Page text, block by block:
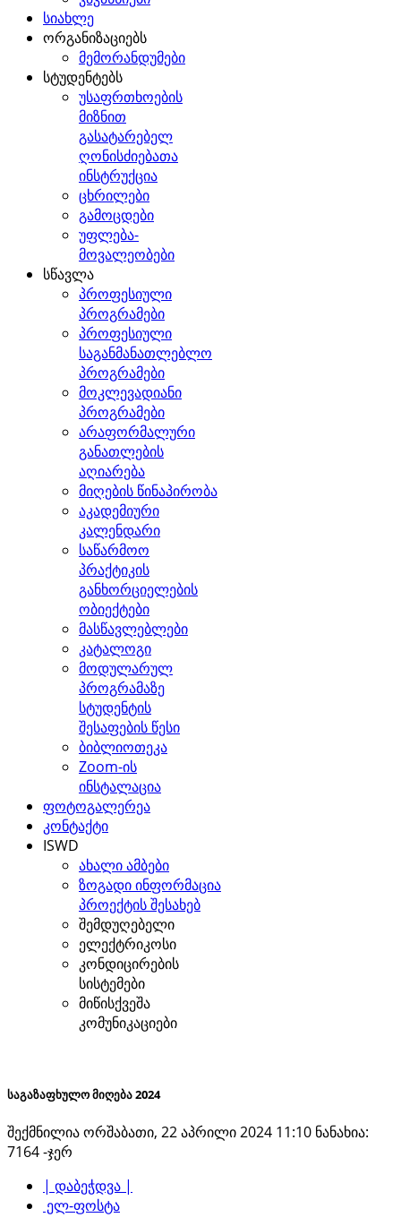
სიახლე
ორგანიზაციებს
მემორანდუმები
სტუდენტებს
უსაფრთხოების
მიზნით
გასატარებელ
ღონისძიებათა
ინსტრუქცია
ცხრილები
გამოცდები
უფლება-
მოვალეობები
სწავლა
პროფესიული
პროგრამები
პროფესიული
საგანმანათლებლო
პროგრამები
მოკლევადიანი
პროგრამები
არაფორმალური
განათლების
აღიარება
მიღების წინაპირობა
აკადემიური
კალენდარი
საწარმოო
პრაქტიკის
განხორციელების
ობიექტები
მასწავლებლები
კატალოგი
მოდულარულ
პროგრამაზე
სტუდენტის
შესაფების წესი
ბიბლიოთეკა
Zoom-ის
ინსტალაცია
ფოტოგალერეა
კონტაქტი
ISWD
ახალი ამბები
ზოგადი ინფორმაცია
პროექტის შესახებ
შემდუღებელი
ელექტრიკოსი
კონდიცირების
სისტემები
მიწისქვეშა
კომუნიკაციები
საგაზაფხულო მიღება 2024
შექმნილია ორშაბათი, 22 აპრილი 2024 11:10 ნანახია:
7164 -ჯერ
| დაბეჭდვა |
ელ-ფოსტა